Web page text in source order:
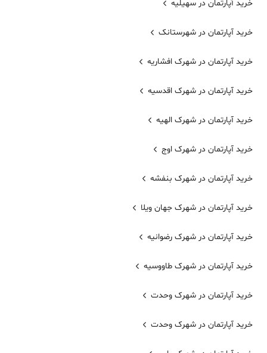
خرید آپارتمان در سهیلیه
خرید آپارتمان در شهرستانک
خرید آپارتمان در شهرک افشاریه
خرید آپارتمان در شهرک اقدسیه
خرید آپارتمان در شهرک الهیه
خرید آپارتمان در شهرک اوج
خرید آپارتمان در شهرک بنفشه
خرید آپارتمان در شهرک جهان ویلا
خرید آپارتمان در شهرک رضوانیه
خرید آپارتمان در شهرک طاووسیه
خرید آپارتمان در شهر‌ک وحدت
خرید آپارتمان در شهرک وحدت